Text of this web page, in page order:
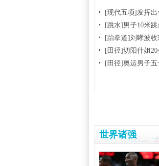
[现代五项]发挥
[跳水]男子10米
[跆拳道]刘哮波
[田径]切阳什姐
[田径]奥运男子
世界诸强